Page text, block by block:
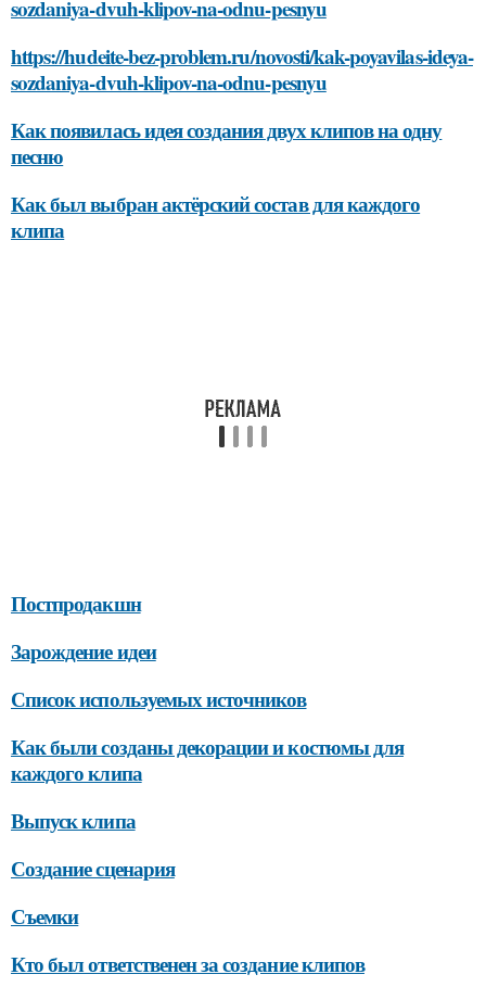
sozdaniya-dvuh-klipov-na-odnu-pesnyu
https://hudeite-bez-problem.ru/novosti/kak-poyavilas-ideya-
sozdaniya-dvuh-klipov-na-odnu-pesnyu
Как появилась идея создания двух клипов на одну
песню
Как был выбран актёрский состав для каждого
клипа
Постпродакшн
Зарождение идеи
Список используемых источников
Как были созданы декорации и костюмы для
каждого клипа
Выпуск клипа
Создание сценария
Съемки
Кто был ответственен за создание клипов